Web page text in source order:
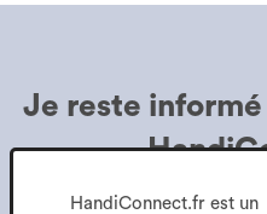
HandiConnect.fr est un
Je reste informé
grâce à la